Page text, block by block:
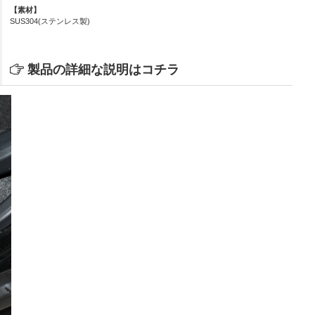
【素材】
SUS304(ステンレス製)
製品の詳細な説明はコチラ